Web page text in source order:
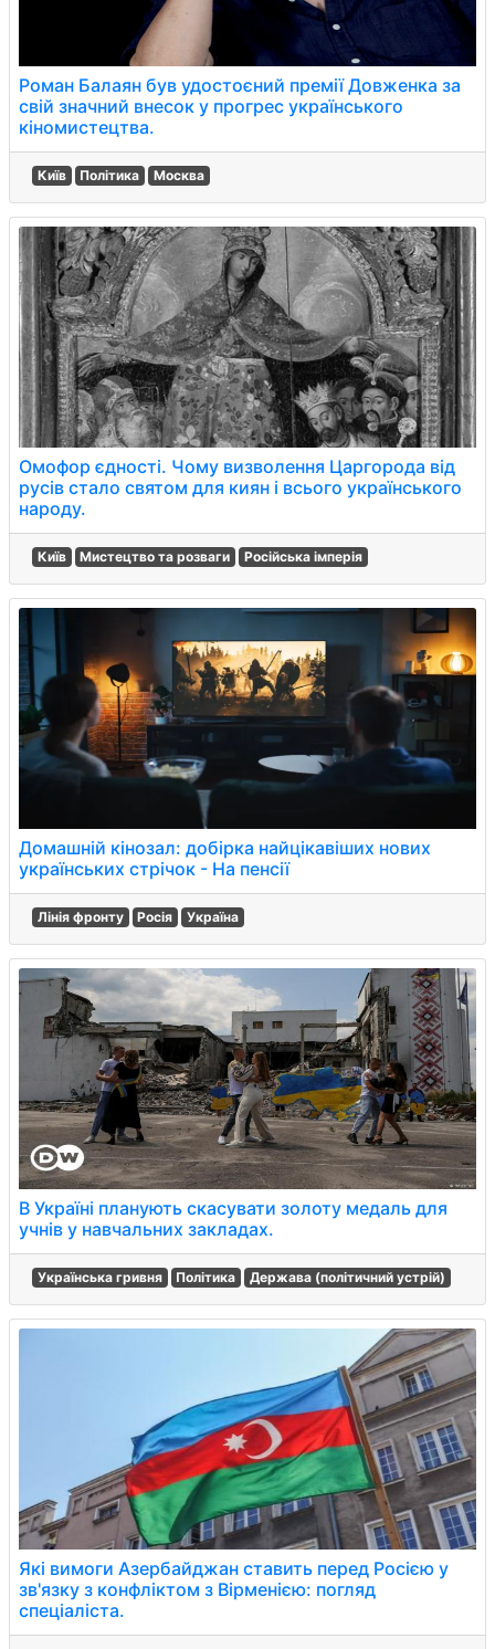
Роман Балаян був удостоєний премії Довженка за
свій значний внесок у прогрес українського
кіномистецтва.
Київ Політика Москва
Омофор єдності. Чому визволення Царгорода від
русів стало святом для киян і всього українського
народу.
Київ Мистецтво та розваги Російська імперія
Домашній кінозал: добірка найцікавіших нових
українських стрічок - На пенсії
Лінія фронту Росія Україна
В Україні планують скасувати золоту медаль для
учнів у навчальних закладах.
Українська гривня Політика Держава (політичний устрій)
Які вимоги Азербайджан ставить перед Росією у
зв'язку з конфліктом з Вірменією: погляд
спеціаліста.